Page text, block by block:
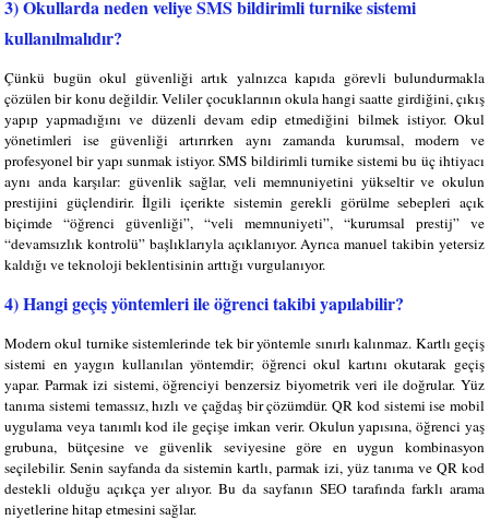
3) Okullarda neden veliye SMS bildirimli turnike sistemi
kullanılmalıdır?
Çünkü bugün okul güvenliği artık yalnızca kapıda görevli bulundurmakla
çözülen bir konu değildir. Veliler çocuklarının okula hangi saatte girdiğini, çıkış
yapıp yapmadığını ve düzenli devam edip etmediğini bilmek istiyor. Okul
yönetimleri ise güvenliği artırırken aynı zamanda kurumsal, modern ve
profesyonel bir yapı sunmak istiyor. SMS bildirimli turnike sistemi bu üç ihtiyacı
aynı anda karşılar: güvenlik sağlar, veli memnuniyetini yükseltir ve okulun
prestijini güçlendirir. İlgili içerikte sistemin gerekli görülme sebepleri açık
biçimde “öğrenci güvenliği”, “veli memnuniyeti”, “kurumsal prestij” ve
“devamsızlık kontrolü” başlıklarıyla açıklanıyor. Ayrıca manuel takibin yetersiz
kaldığı ve teknoloji beklentisinin arttığı vurgulanıyor.
4) Hangi geçiş yöntemleri ile öğrenci takibi yapılabilir?
Modern okul turnike sistemlerinde tek bir yöntemle sınırlı kalınmaz. Kartlı geçiş
sistemi en yaygın kullanılan yöntemdir; öğrenci okul kartını okutarak geçiş
yapar. Parmak izi sistemi, öğrenciyi benzersiz biyometrik veri ile doğrular. Yüz
tanıma sistemi temassız, hızlı ve çağdaş bir çözümdür. QR kod sistemi ise mobil
uygulama veya tanımlı kod ile geçişe imkan verir. Okulun yapısına, öğrenci yaş
grubuna, bütçesine ve güvenlik seviyesine göre en uygun kombinasyon
seçilebilir. Senin sayfanda da sistemin kartlı, parmak izi, yüz tanıma ve QR kod
destekli olduğu açıkça yer alıyor. Bu da sayfanın SEO tarafında farklı arama
niyetlerine hitap etmesini sağlar.